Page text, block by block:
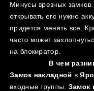
Минусы врезных замков.
открывать его нужно
придется менять все.
часто может
на блокиратор.
В чем
Замок накладной в
входные группы. Замок